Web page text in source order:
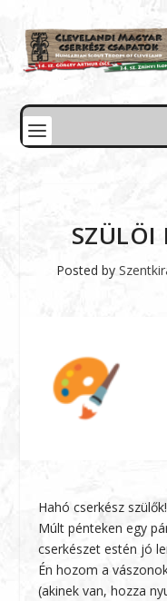
SZÜLÖI
Posted by
Hahó cserkész szülők!
Múlt pénteken egy
cserkészet estén jó
Én hozom a
(akinek van, hozza